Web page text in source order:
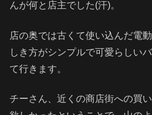
んが何と店主でした(汗)。
店の奥では古くて使い込んだ電
しき方がシンプルで可愛らしい
て行きます。
チーさん、近くの商店街への買